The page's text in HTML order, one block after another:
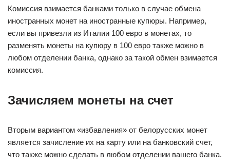
Комиссия взимается банками только в случае обмена
иностранных монет на иностранные купюры. Например,
если вы привезли из Италии 100 евро в монетах, то
разменять монеты на купюру в 100 евро также можно в
любом отделении банка, однако за такой обмен взимается
комиссия.
Зачисляем монеты на счет
Вторым вариантом «избавления» от белорусских монет
является зачисление их на карту или на банковский счет,
что также можно сделать в любом отделении вашего банка.